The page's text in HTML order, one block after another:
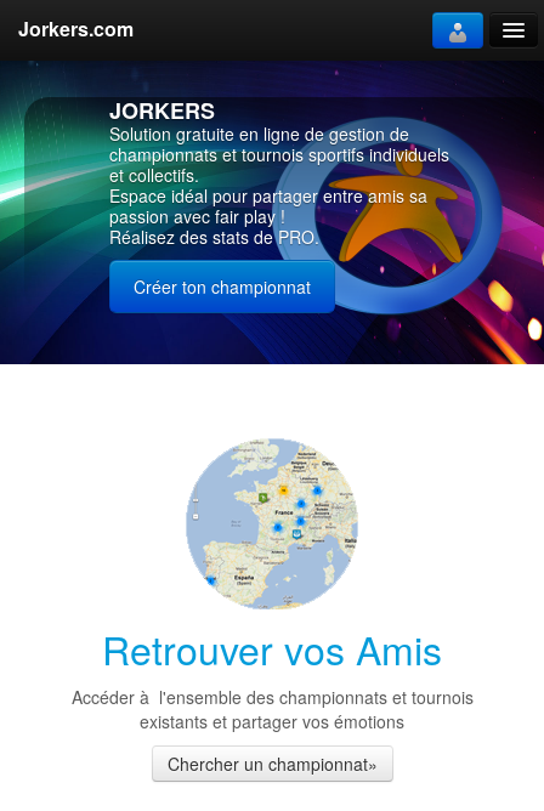
Jorkers.com
Annuaire
Fonctionnalités
Démos
JORKERS
Solution gratuite en ligne de gestion de
championnats et tournois sportifs individuels
et collectifs.
Espace idéal pour partager entre amis sa
passion avec fair play !
Réalisez des stats de PRO.
Créer ton championnat
Retrouver vos Amis
Accéder à l'ensemble des championnats et tournois
existants et partager vos émotions
Chercher un championnat»